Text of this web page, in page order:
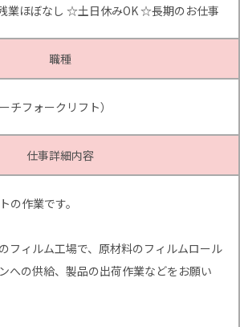
業ほぼなし ☆土日休みOK ☆長期のお仕事
職種
チフォークリフト）
仕事詳細内容
の作業です。
フィルム工場で、原材料のフィルムロール
への供給、製品の出荷作業などをお願い